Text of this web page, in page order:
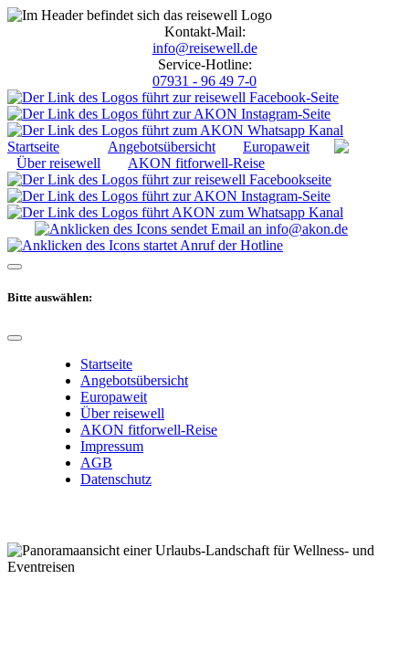
Kontakt-Mail:
info@reisewell.de
Service-Hotline:
07931 - 96 49 7-0
Startseite Angebotsübersicht
Europaweit
Über reisewell
AKON fitforwell-Reise
Bitte auswählen:
Startseite
Angebotsübersicht
Europaweit
Über reisewell
AKON fitforwell-Reise
Impressum
AGB
Datenschutz